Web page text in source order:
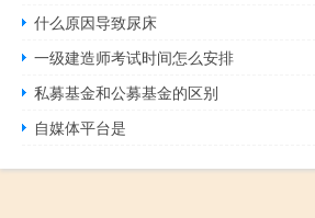
什么原因导致尿床
一级建造师考试时间怎么安排
私募基金和公募基金的区别
自媒体平台是